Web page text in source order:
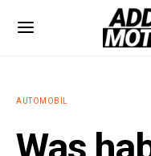
AUTOMOBIL